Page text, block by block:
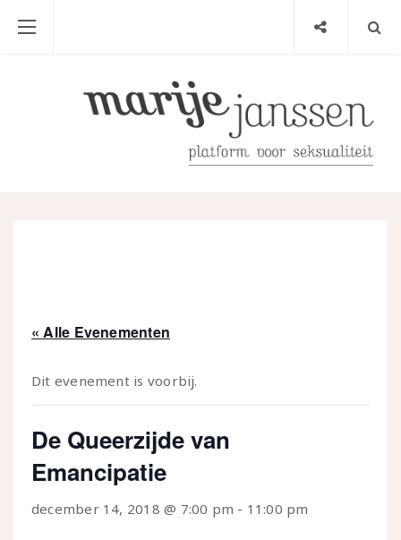
« Alle Evenementen
Dit evenement is voorbij.
De Queerzijde van
Emancipatie
december 14, 2018 @ 7:00 pm - 11:00 pm